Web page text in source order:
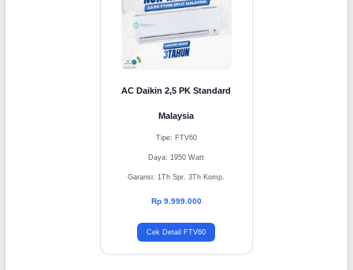
AC Daikin 2,5 PK Standard
Malaysia
Tipe: FTV60
Daya: 1950 Watt
Garansi: 1Th Spr. 3Th Komp.
Rp 9.999.000
Cek Detail FTV60